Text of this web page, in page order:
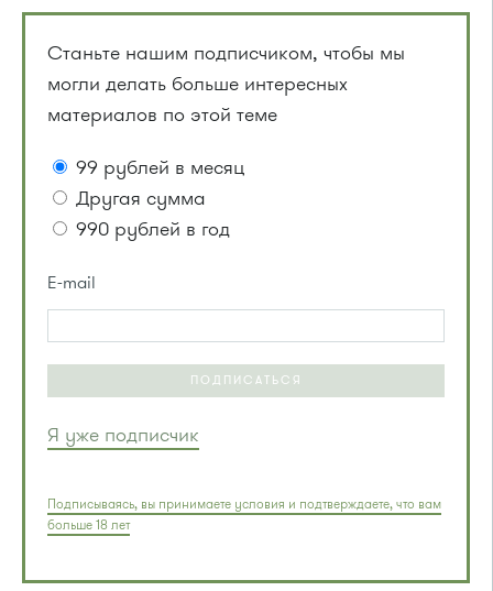
Станьте нашим подписчиком, чтобы мы
могли делать больше интересных
материалов по этой теме
99 рублей в месяц
Другая сумма
990 рублей в год
E-mail
ПОДПИСАТЬСЯ
Я уже подписчик
Подписываясь, вы принимаете условия и подтверждаете, что вам
больше 18 лет